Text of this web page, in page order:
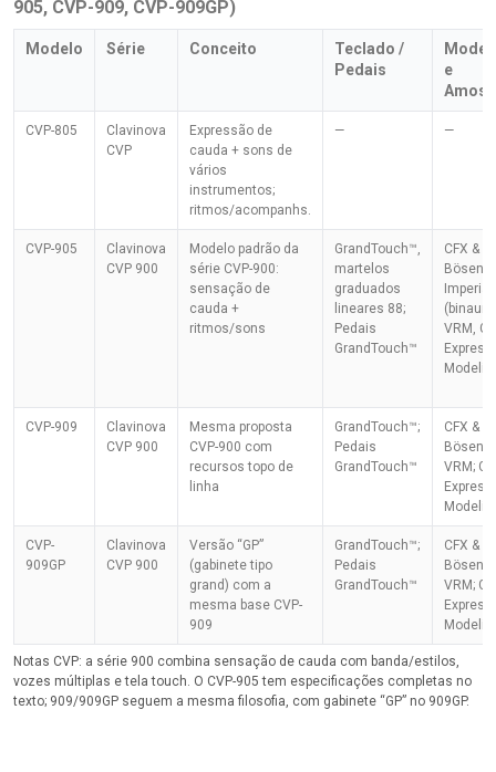
905, CVP-909, CVP-909GP)
Modelo Série Conceito
Teclado /
Pedais
e
CVP-805
Clavinova
CVP
Expressão de
cauda + sons de
vários
instrumentos;
ritmos/acompanhs.
— —
CVP-905
Clavinova
CVP 900
Modelo padrão da
série CVP-900:
sensação de
cauda +
ritmos/sons
GrandTouch™,
martelos
graduados
lineares 88;
Pedais
GrandTouch™
CFX &
Imperial
VRM,
CVP-909
Clavinova
CVP 900
Mesma proposta
CVP-900 com
recursos topo de
linha
GrandTouch™;
Pedais
GrandTouch™
CFX &
VRM;
CVP-
909GP
Clavinova
CVP 900
Versão “GP”
(gabinete tipo
grand) com a
mesma base CVP-
909
GrandTouch™;
Pedais
GrandTouch™
CFX &
VRM;
Notas CVP: a série 900 combina sensação de cauda com banda/estilos,
vozes múltiplas e tela touch. O CVP-905 tem especificações completas no
texto; 909/909GP seguem a mesma filosofia, com gabinete “GP” no 909GP.